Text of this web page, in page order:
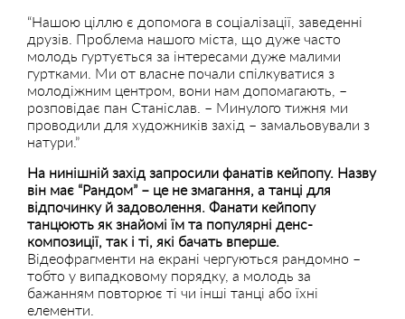
“Нашою ціллю є допомога в соціалізації, заведенні
друзів. Проблема нашого міста, що дуже часто
молодь гуртується за інтересами дуже малими
гуртками. Ми от власне почали спілкуватися з
молодіжним центром, вони нам допомагають, –
розповідає пан Станіслав. – Минулого тижня ми
проводили для художників захід – замальовували з
натури.”
На нинішній захід запросили фанатів кейпопу. Назву
він має “Рандом” – це не змагання, а танці для
відпочинку й задоволення. Фанати кейпопу
танцюють як знайомі їм та популярні денс-
композиції, так і ті, які бачать вперше.
Відеофрагменти на екрані чергуються рандомно –
тобто у випадковому порядку, а молодь за
бажанням повторює ті чи інші танці або їхні
елементи.